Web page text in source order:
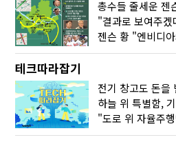
젠슨 황 "엔비디
테크따라잡기
하늘 위 특별함,